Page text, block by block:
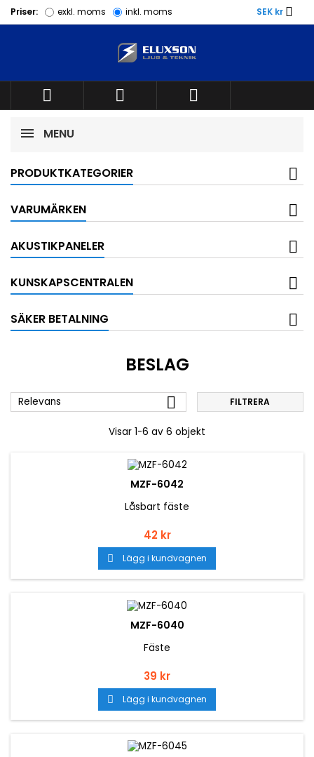
Priser: exkl. moms inkl. moms SEK kr 
  
MENU
PRODUKTKATEGORIER
VARUMÄRKEN
AKUSTIKPANELER
KUNSKAPSCENTRALEN
SÄKER BETALNING
BESLAG
Relevans  FILTRERA
Visar 1-6 av 6 objekt
MZF-6042
Låsbart fäste
Pris
42 kr
 Lägg i kundvagnen
MZF-6040
Fäste
Pris
39 kr
 Lägg i kundvagnen